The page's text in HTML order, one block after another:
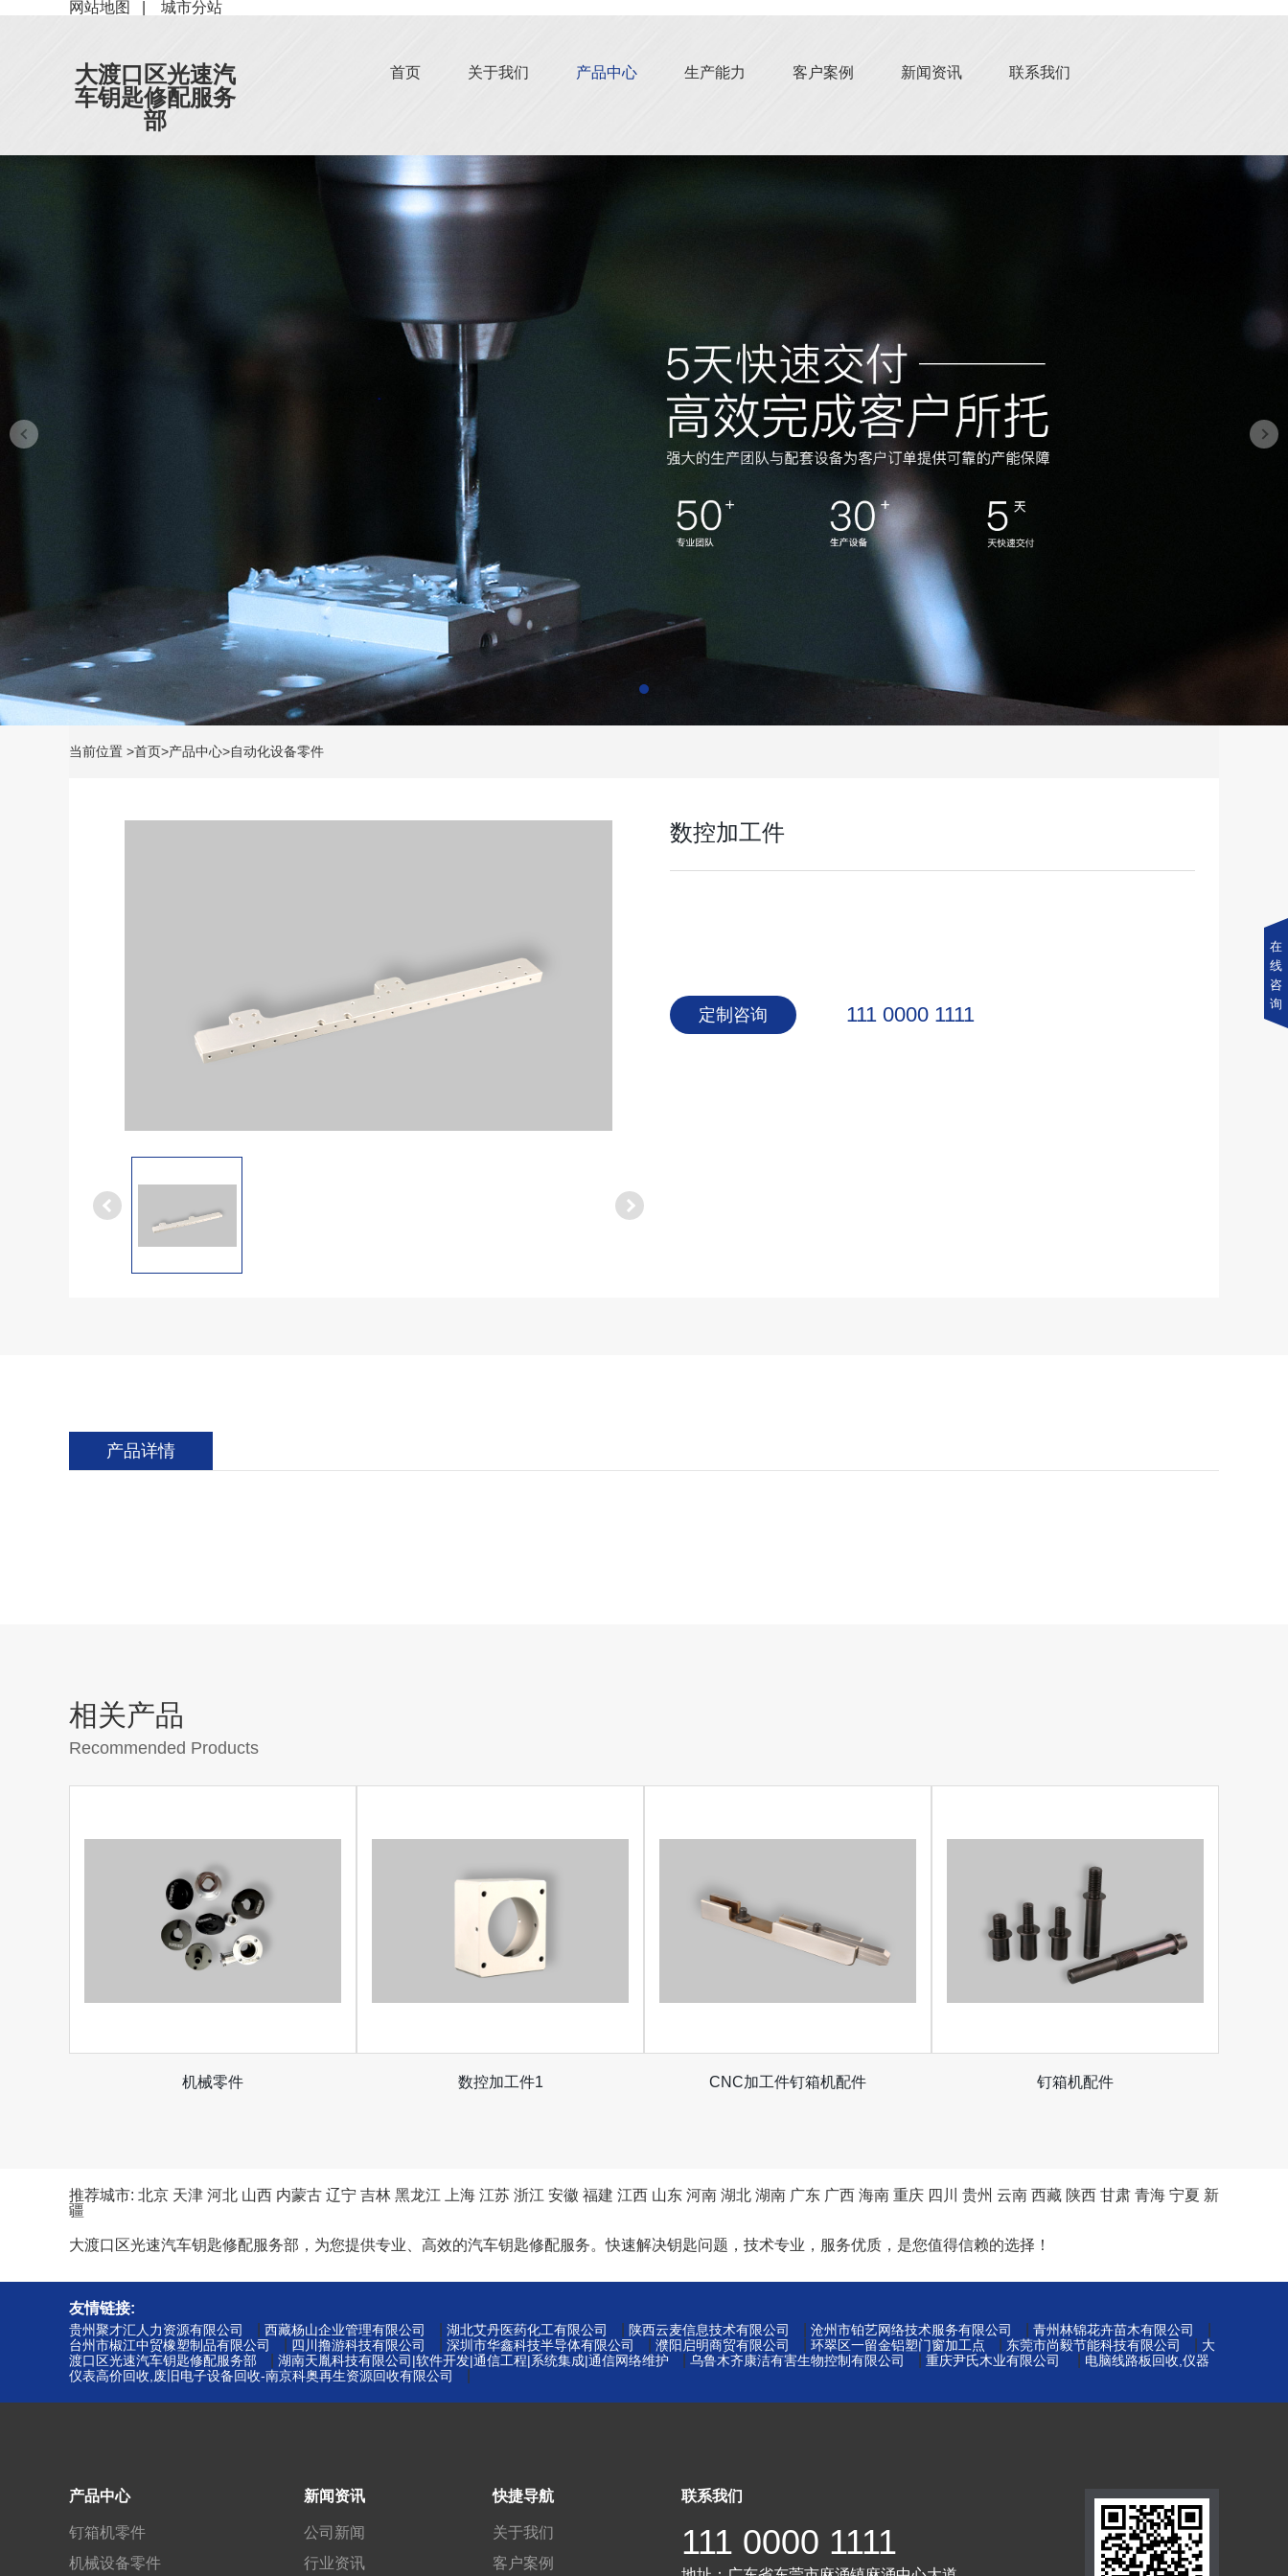
网站地图 城市分站
大渡口区光速汽
车钥匙修配服务
部
首页 关于我们 产品中心 生产能力 客户案例 新闻资讯 联系我们
当前位置 >首页>产品中心>自动化设备零件
数控加工件
定制咨询 111 0000 1111
产品详情
相关产品
Recommended Products
机械零件 数控加工件1 CNC加工件钉箱机配件 钉箱机配件
推荐城市: 北京 天津 河北 山西 内蒙古 辽宁 吉林 黑龙江 上海 江苏 浙江 安徽 福建 江西 山东 河南 湖北 湖南 广东 广西 海南 重庆 四川 贵州 云南 西藏 陕西 甘肃 青海 宁夏 新
疆
大渡口区光速汽车钥匙修配服务部，为您提供专业、高效的汽车钥匙修配服务。快速解决钥匙问题，技术专业，服务优质，是您值得信赖的选择！
友情链接:
贵州聚才汇人力资源有限公司 西藏杨山企业管理有限公司 湖北艾丹医药化工有限公司 陕西云麦信息技术有限公司 沧州市铂艺网络技术服务有限公司 青州林锦花卉苗木有限公司
台州市椒江中贸橡塑制品有限公司 四川撸游科技有限公司 深圳市华鑫科技半导体有限公司 濮阳启明商贸有限公司 环翠区一留金铝塑门窗加工点 东莞市尚毅节能科技有限公司
大
渡口区光速汽车钥匙修配服务部
湖南天胤科技有限公司|软件开发|通信工程|系统集成|通信网络维护 乌鲁木齐康洁有害生物控制有限公司 重庆尹氏木业有限公司
电脑线路板回收,仪器
仪表高价回收,废旧电子设备回收-南京科奥再生资源回收有限公司
产品中心
钉箱机零件
机械设备零件
新闻资讯
公司新闻
行业资讯
快捷导航
关于我们
客户案例
联系我们
111 0000 1111
在
线
咨
询